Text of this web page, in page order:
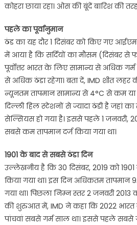
कोहरा छाया रहा। ओस की बूंदें बारिश की
पहले का पूर्वानुमान
ठंड का यह दौर 1 दिसंबर को किए गए
में आया है कि सर्दियों का मौसम (दिसंबर से
पूर्वोत्तर भारत के लिए सामान्य से अधिक
से अधिक ठंडा रहेगा। बता दें, IMD शीत लहर
न्यूनतम तापमान सामान्य से 4°C से कम
दिल्ली हिल स्टेशनों से ज्यादा ठंडी है जहां का
सेल्सियस हो गया है। इससे पहले 1 जनवरी,
सबसे कम तापमान दर्ज किया गया था।
1901 के बाद से सबसे ठंडा दिन
उल्लेखनीय है कि 30 दिसंबर, 2019 को
किया गया था। इस दिन अधिकतम तापमान
गया था। पिछला निम्न स्तर 2 जनवरी 2013
की शुरुआत में, IMD ने कहा कि 2022 भारत
पांचवां सबसे गर्म साल था। इससे पहले सबसे